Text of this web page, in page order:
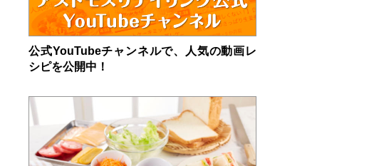
公式YouTubeチャンネルで、人気の動画レ
シピを公開中！